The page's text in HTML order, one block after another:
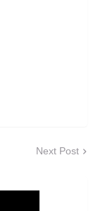
Next Post